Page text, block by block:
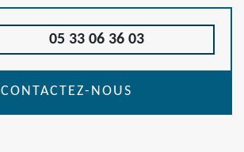
05 33 06 36 03
CONTACTEZ-NOUS